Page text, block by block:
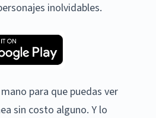
inolvidables.
para que puedas ver
sin costo alguno. Y lo